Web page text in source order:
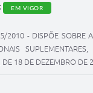
EM VIGOR
2010 - DISPÕE SOBRE
SUPLEMENTARES,
18 DE DEZEMBRO DE